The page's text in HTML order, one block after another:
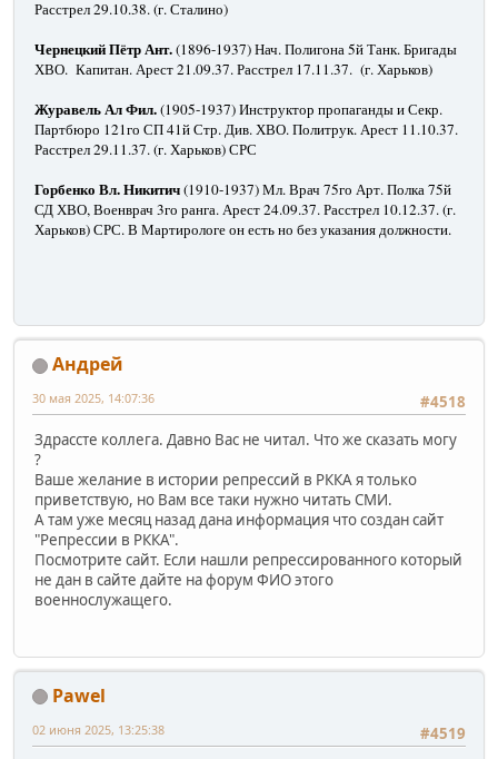
Расстрел 29.10.38. (г. Сталино)
Чернецкий Пётр Ант.(1896-1937) Нач. Полигона 5й Танк. Бригады
ХВО. Капитан. Арест 21.09.37. Расстрел 17.11.37. (г. Харьков)
Журавель Ал Фил.(1905-1937) Инструктор пропаганды и Секр.
Партбюро 121го СП 41й Стр. Див. ХВО. Политрук. Арест 11.10.37.
Расстрел 29.11.37. (г. Харьков) СРС
Горбенко Вл. Никитич(1910-1937) Мл. Врач 75го Арт. Полка 75й
СД ХВО, Военврач 3го ранга. Арест 24.09.37. Расстрел 10.12.37. (г.
Харьков) СРС. В Мартирологе он есть но без указания должности.
Андрей
#4518
30 мая 2025, 14:07:36
Здрассте коллега. Давно Вас не читал. Что же сказать могу
?
Ваше желание в истории репрессий в РККА я только
приветствую, но Вам все таки нужно читать СМИ.
А там уже месяц назад дана информация что создан сайт
"Репрессии в РККА".
Посмотрите сайт. Если нашли репрессированного который
не дан в сайте дайте на форум ФИО этого
военнослужащего.
Pawel
#4519
02 июня 2025, 13:25:38